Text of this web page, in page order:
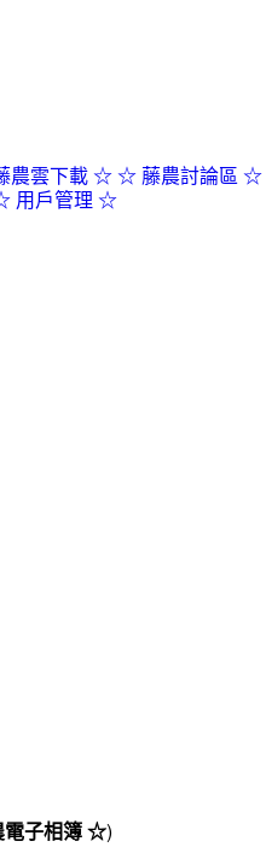
農雲下載 ☆☆ 藤農討論區 ☆
用戶管理 ☆
子相簿 ☆)